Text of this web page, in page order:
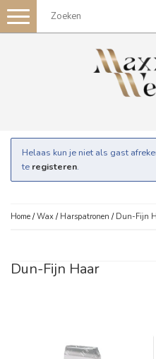
Toggle
navigation
Helaas kun je niet als gast
te registeren.
Home /Wax / Harspatronen / Dun-Fijn
Dun-Fijn Haar